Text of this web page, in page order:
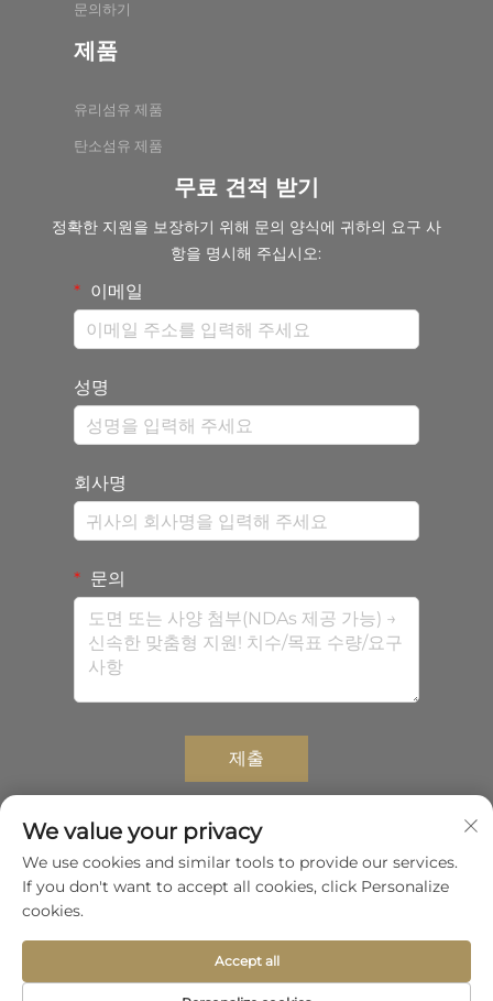
문의하기
제품
유리섬유 제품
탄소섬유 제품
무료 견적 받기
정확한 지원을 보장하기 위해 문의 양식에 귀하의 요구 사
항을 명시해 주십시오:
이메일
성명
회사명
문의
제출
Copyright © 2026 선전 중대 컴포지트스 유한회사. 모든 권리
보유.
개인정보 보호정책
맨 위로 스크롤
We value your privacy
We use cookies and similar tools to provide our services.
If you don't want to accept all cookies, click Personalize
cookies.
Accept all